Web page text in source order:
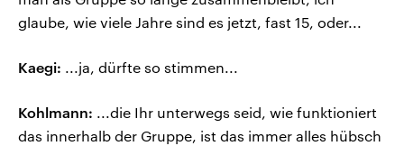
glaube, wie viele Jahre sind es jetzt, fast 15, oder...
Kaegi: ...ja, dürfte so stimmen...
Kohlmann: ...die Ihr unterwegs seid, wie funktioniert
das innerhalb der Gruppe, ist das immer alles hübsch